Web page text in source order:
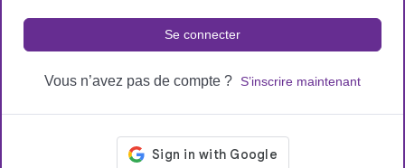
Se connecter
Vous n’avez pas de compte ? S’inscrire maintenant